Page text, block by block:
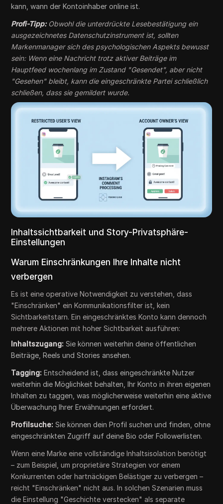
kann, wann der Kontoinhaber online ist.
Profi-Tipp:Obwohl die unterdrückte Lesebestätigung ein
ausgezeichnetes Datenschutzinstrument ist, sollten
Markenmanager sich des psychologischen Aspekts bewusst
sein: Wenn eine Nachricht trotz aktiver Beiträge im
Hauptfeed wochenlang im Zustand "Gesendet", aber nicht
"Gesehen" bleibt, kann die eingeschränkte Partei schließlich
schließen, dass sie gemildert wurde.
Inhaltssichtbarkeit und Story-Privatsphäre-
Einstellungen
Warum Einschränkungen Ihre Inhalte nicht
verbergen
Es ist eine operative Notwendigkeit zu verstehen, dass
"Einschränken" ein Kommunikationsfilter ist, kein
Sichtbarkeitstarn. Ein eingeschränktes Konto kann dennoch
mehrere Aktionen mit hoher Sichtbarkeit ausführen:
Inhaltszugang: Sie können weiterhin deine öffentlichen
Beiträge, Reels und Stories ansehen.
Tagging: Entscheidend ist, dass eingeschränkte Nutzer
weiterhin die Möglichkeit behalten, Ihr Konto in ihren eigenen
Inhalten zu taggen, was möglicherweise weiterhin eine aktive
Überwachung Ihrer Erwähnungen erfordert.
Profilsuche: Sie können dein Profil suchen und finden, ohne
eingeschränkten Zugriff auf deine Bio oder Followerlisten.
Wenn eine Marke eine vollständige Inhaltsisolation benötigt
– zum Beispiel, um proprietäre Strategien vor einem
Konkurrenten oder hartnäckigen Belästiger zu verbergen –
reicht "Einschränken" nicht aus. In solchen Szenarien muss
die Einstellung "Geschichte verstecken" als separate